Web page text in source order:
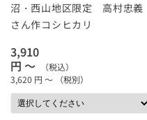
沼・西山地区限定 高村忠義
さん作コシヒカリ
3,910
円 ～
（税込）
3,620 円 ～ （税別）